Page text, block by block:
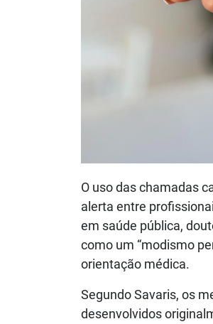
O uso das chamadas
alerta entre
em saúde pública,
como um “modismo
orientação médica.
Segundo Savaris, os
desenvolvidos